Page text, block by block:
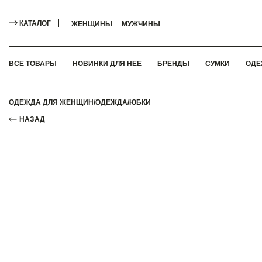
КАТАЛОГ ЖЕНЩИНЫ МУЖЧИНЫ
ВСЕ ТОВАРЫ НОВИНКИ ДЛЯ НЕЕ БРЕНДЫ СУМКИ
ОДЕЖДА ДЛЯ ЖЕНЩИН/ОДЕЖДА/ЮБКИ
НАЗАД